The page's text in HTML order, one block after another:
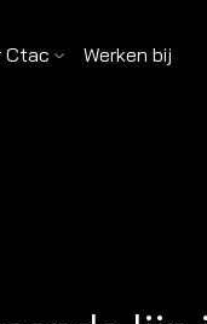
Ctac Werken bij